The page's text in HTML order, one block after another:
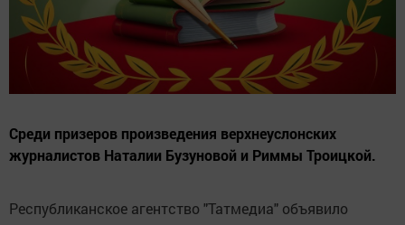
Среди призеров произведения верхнеуслонских
журналистов Наталии Бузуновой и Риммы Троицкой.
Республиканское агентство "Татмедиа" объявило